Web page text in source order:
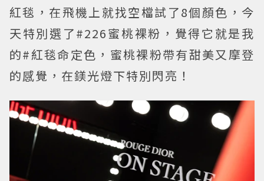
紅毯，在飛機上就找空檔試了8個顏色，今
天特別選了#226蜜桃裸粉，覺得它就是我
的#紅毯命定色，蜜桃裸粉帶有甜美又摩登
的感覺，在鎂光燈下特別閃亮！